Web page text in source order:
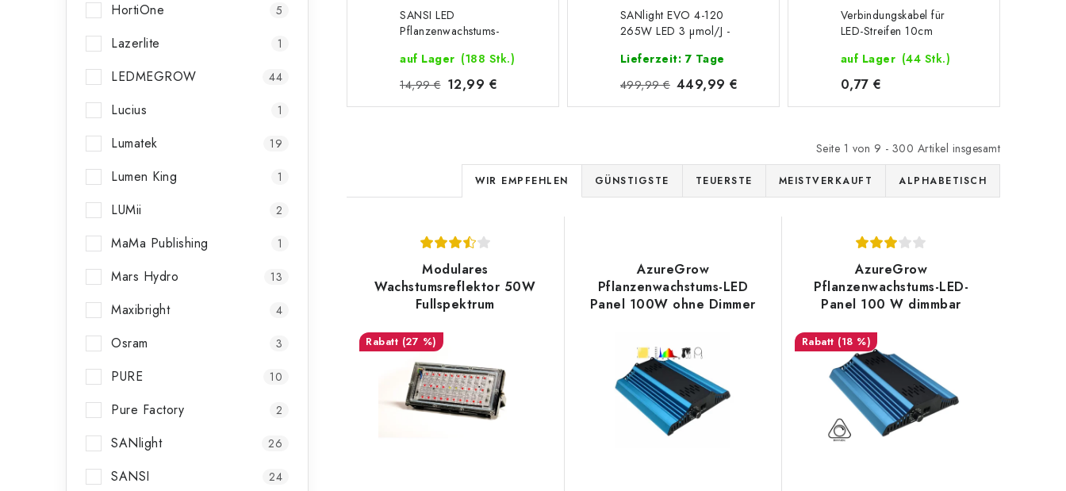
HortiOne 5
Lazerlite 1
LEDMEGROW 44
Lucius 1
Lumatek 19
Lumen King 1
LUMii 2
MaMa Publishing 1
Mars Hydro 13
Maxibright 4
Osram 3
PURE 10
Pure Factory 2
SANlight 26
SANSI 24
SANSI LED
Pflanzenwachstums-
auf Lager (188 Stk.)
14,99 € 12,99 €
SANlight EVO 4-120
265W LED 3 µmol/J -
Lieferzeit: 7 Tage
499,99 € 449,99 €
Verbindungskabel für
LED-Streifen 10cm
auf Lager (44 Stk.)
0,77 €
Seite 1 von 9 - 300 Artikel insgesamt
P
r
o
d
u
t
s
o
WIR EMPFEHLEN GÜNSTIGSTE TEUERSTE MEISTVERKAUFT ALPHABETISCH
e
Modulares
Wachstumsreflektor 50W
Fullspektrum
(27 %)
AzureGrow
Pflanzenwachstums-LED
Panel 100W ohne Dimmer
AzureGrow
Pflanzenwachstums-LED-
Panel 100 W dimmbar
(18 %)